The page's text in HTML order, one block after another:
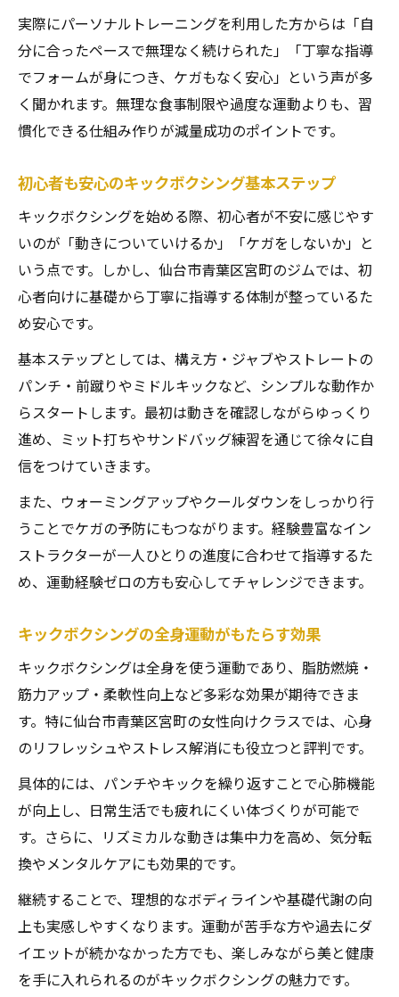
実際にパーソナルトレーニングを利用した方からは「自
分に合ったペースで無理なく続けられた」「丁寧な指導
でフォームが身につき、ケガもなく安心」という声が多
く聞かれます。無理な食事制限や過度な運動よりも、習
慣化できる仕組み作りが減量成功のポイントです。
初心者も安心のキックボクシング基本ステップ
キックボクシングを始める際、初心者が不安に感じやす
いのが「動きについていけるか」「ケガをしないか」と
いう点です。しかし、仙台市青葉区宮町のジムでは、初
心者向けに基礎から丁寧に指導する体制が整っているた
め安心です。
基本ステップとしては、構え方・ジャブやストレートの
パンチ・前蹴りやミドルキックなど、シンプルな動作か
らスタートします。最初は動きを確認しながらゆっくり
進め、ミット打ちやサンドバッグ練習を通じて徐々に自
信をつけていきます。
また、ウォーミングアップやクールダウンをしっかり行
うことでケガの予防にもつながります。経験豊富なイン
ストラクターが一人ひとりの進度に合わせて指導するた
め、運動経験ゼロの方も安心してチャレンジできます。
キックボクシングの全身運動がもたらす効果
キックボクシングは全身を使う運動であり、脂肪燃焼・
筋力アップ・柔軟性向上など多彩な効果が期待できま
す。特に仙台市青葉区宮町の女性向けクラスでは、心身
のリフレッシュやストレス解消にも役立つと評判です。
具体的には、パンチやキックを繰り返すことで心肺機能
が向上し、日常生活でも疲れにくい体づくりが可能で
す。さらに、リズミカルな動きは集中力を高め、気分転
換やメンタルケアにも効果的です。
継続することで、理想的なボディラインや基礎代謝の向
上も実感しやすくなります。運動が苦手な方や過去にダ
イエットが続かなかった方でも、楽しみながら美と健康
を手に入れられるのがキックボクシングの魅力です。